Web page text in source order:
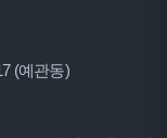
(예관동)